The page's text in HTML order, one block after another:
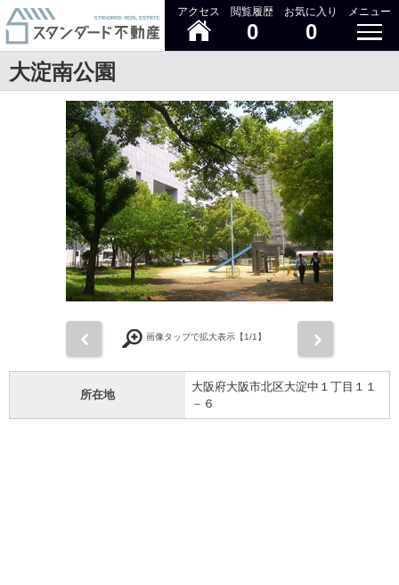
アクセス 閲覧履歴
0
お気に入り
0
メニュー
大淀南公園
画像タップで拡大表示【1/1】
所在地
大阪府大阪市北区大淀中１丁目１１
－６